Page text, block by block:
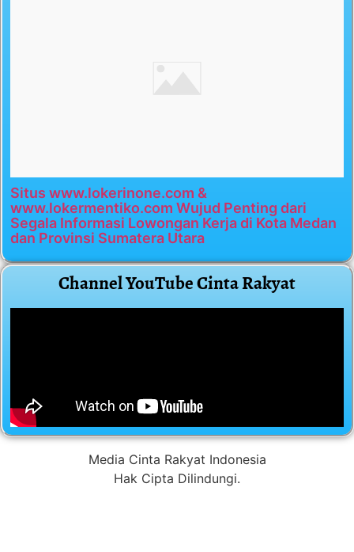
Situs www.lokerinone.com &
www.lokermentiko.com Wujud Penting dari
Segala Informasi Lowongan Kerja di Kota Medan
dan Provinsi Sumatera Utara
Channel YouTube Cinta Rakyat
Media Cinta Rakyat Indonesia
Hak Cipta Dilindungi.